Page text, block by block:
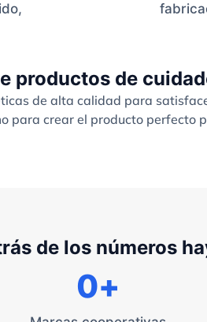
productos de
de alta calidad para
para crear el producto perfecto
de los números
0+